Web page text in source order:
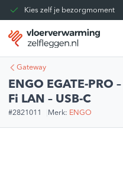
Kies zelf je bezorgmoment
Tot 30 dagen terug te sturen
Gratis verzending vanaf
Gateway
ENGO EGATE-PRO
Fi LAN – USB-C
#2821011 Merk: ENGO